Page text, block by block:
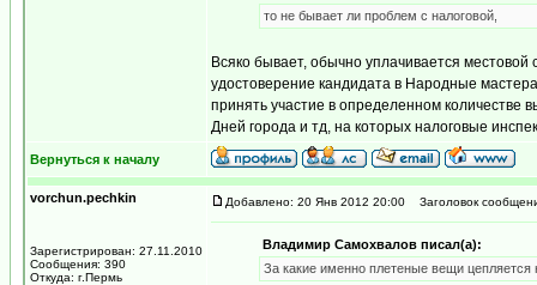
то не бывает ли проблем с налоговой,
Всяко бывает, обычно уплачивается
удостоверение кандидата в Народные
принять участие в определенном количестве
Дней города и тд, на которых налоговые
Вернуться к началу
vorchun.pechkin
Зарегистрирован: 27.11.2010
Сообщения: 390
Откуда: г.Пермь
Добавлено: 20 Янв 2012 20:00 Заголовок
Владимир Самохвалов писал(а):
За какие именно плетеные вещи цепляется